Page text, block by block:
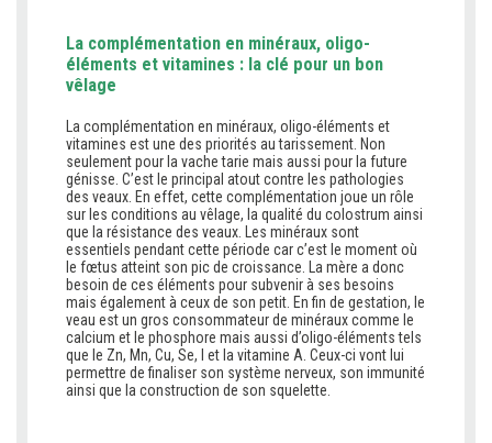
La complémentation en minéraux, oligo-
éléments et vitamines : la clé pour un bon
vêlage
La complémentation en minéraux, oligo-éléments et
vitamines est une des priorités au tarissement. Non
seulement pour la vache tarie mais aussi pour la future
génisse. C’est le principal atout contre les pathologies
des veaux. En effet, cette complémentation joue un rôle
sur les conditions au vêlage, la qualité du colostrum ainsi
que la résistance des veaux. Les minéraux sont
essentiels pendant cette période car c’est le moment où
le fœtus atteint son pic de croissance. La mère a donc
besoin de ces éléments pour subvenir à ses besoins
mais également à ceux de son petit. En fin de gestation, le
veau est un gros consommateur de minéraux comme le
calcium et le phosphore mais aussi d’oligo-éléments tels
que le Zn, Mn, Cu, Se, I et la vitamine A. Ceux-ci vont lui
permettre de finaliser son système nerveux, son immunité
ainsi que la construction de son squelette.